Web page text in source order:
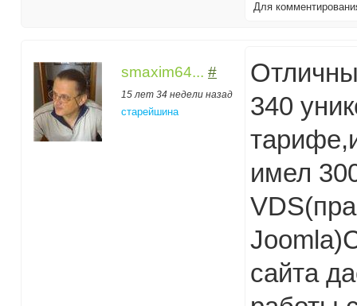
Для
smaxim64... #
15 лет 34 недели назад
старейшина
340
имел
сайта